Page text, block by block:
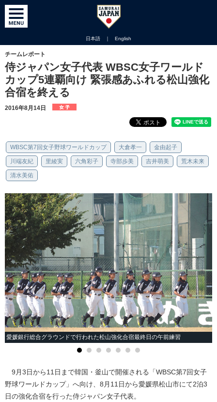
日本語 ｜ English
チームレポート
侍ジャパン女子代表 WBSC女子ワールド
カップ5連覇向け 緊張感あふれる松山強化
合宿を終える
2016年8月14日
WBSC第7回女子野球ワールドカップ 大倉孝一 金由起子
川端友紀 里綾実 六角彩子 寺部歩美 吉井萌美 荒木未来
清水美佑
愛媛銀行総合グラウンドで行われた松山強化合宿最終日の午前練習
9月3日から11日まで韓国・釜山で開催される「WBSC第7回女子
野球ワールドカップ」へ向け、8月11日から愛媛県松山市にて2泊3
日の強化合宿を行った侍ジャパン女子代表。